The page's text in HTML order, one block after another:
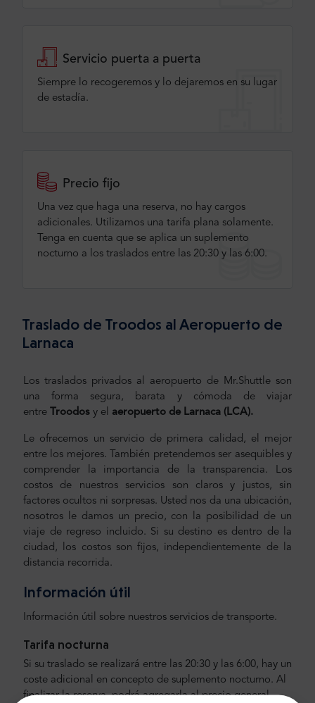
Servicio puerta a puerta
Siempre lo recogeremos y lo dejaremos en su lugar
de estadía.
Precio fijo
Una vez que haga una reserva, no hay cargos
adicionales. Utilizamos una tarifa plana solamente.
Tenga en cuenta que se aplica un suplemento
nocturno a los traslados entre las 20:30 y las 6:00.
Traslado de Troodos al Aeropuerto de
Larnaca
Los traslados privados al aeropuerto de Mr.Shuttle son
una forma segura, barata y cómoda de viajar
entre Troodos y el aeropuerto de Larnaca (LCA).
Le ofrecemos un servicio de primera calidad, el mejor
entre los mejores. También pretendemos ser asequibles y
comprender la importancia de la transparencia. Los
costos de nuestros servicios son claros y justos, sin
factores ocultos ni sorpresas. Usted nos da una ubicación,
nosotros le damos un precio, con la posibilidad de un
viaje de regreso incluido. Si su destino es dentro de la
ciudad, los costos son fijos, independientemente de la
distancia recorrida.
Información útil
Información útil sobre nuestros servicios de transporte.
Tarifa nocturna
Si su traslado se realizará entre las 20:30 y las 6:00, hay un
coste adicional en concepto de suplemento nocturno. Al
finalizar la reserva, podrá agregarla al precio general.